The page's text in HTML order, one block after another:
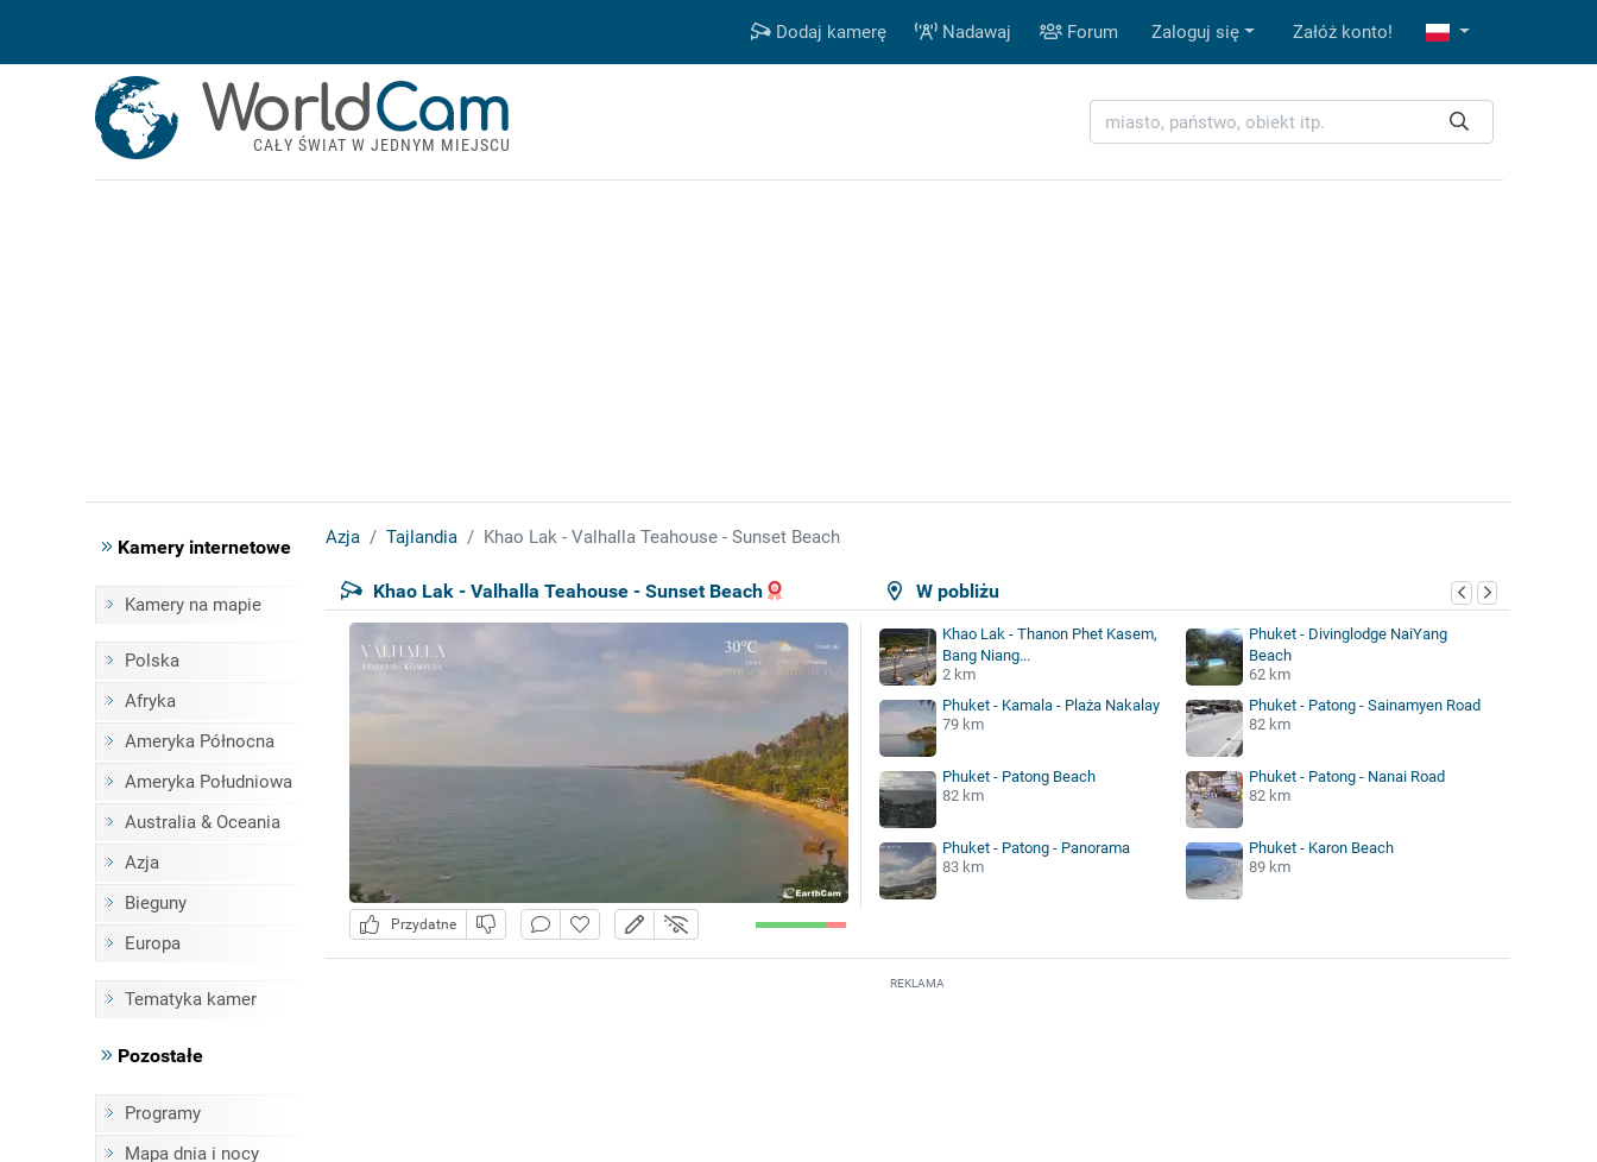
Dodaj kamerę Nadawaj Forum Zaloguj się Załóż konto!
WorldCam
CAŁY ŚWIAT W JEDNYM MIEJSCU
Kamery internetowe
Kamery na mapie
Polska
Afryka
Ameryka Północna
Ameryka Południowa
Australia & Oceania
Azja
Bieguny
Europa
Tematyka kamer
Pozostałe
Programy
Mapa dnia i nocy
Azja Tajlandia Khao Lak - Valhalla Teahouse - Sunset Beach
W pobliżu
Khao Lak - Valhalla Teahouse - Sunset Beach
Przydatne
Khao Lak - Thanon Phet Kasem,
Bang Niang...
2 km
Phuket - Divinglodge NaiYang
Beach
62 km
Phuket - Kamala - Plaża Nakalay
79 km
Phuket - Patong - Sainamyen Road
82 km
Phuket - Patong Beach
82 km
Phuket - Patong - Nanai Road
82 km
Phuket - Patong - Panorama
83 km
Phuket - Karon Beach
89 km
REKLAMA